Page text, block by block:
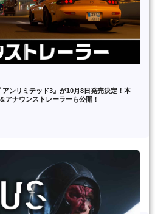
ンリミテッド3』が10月8日発売決定！本
アナウンストレーラーも公開！